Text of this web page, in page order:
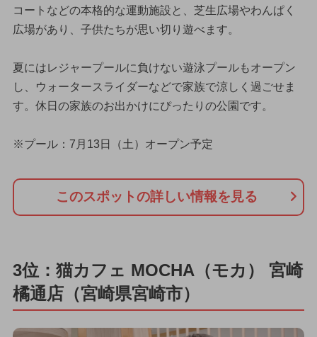
コートなどの本格的な運動施設と、芝生広場やわんぱく
広場があり、子供たちが思い切り遊べます。
夏にはレジャープールに負けない遊泳プールもオープン
し、ウォータースライダーなどで家族で涼しく過ごせま
す。休日の家族のお出かけにぴったりの公園です。
※プール：7月13日（土）オープン予定
このスポットの詳しい情報を見る
3位：猫カフェ MOCHA（モカ） 宮崎
橘通店（宮崎県宮崎市）